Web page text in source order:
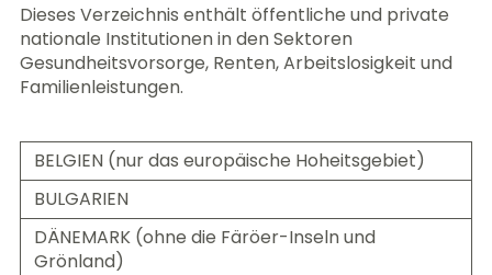
Dieses Verzeichnis enthält öffentliche und private
nationale Institutionen in den Sektoren
Gesundheitsvorsorge, Renten, Arbeitslosigkeit und
Familienleistungen.
BELGIEN (nur das europäische Hoheitsgebiet)
BULGARIEN
DÄNEMARK (ohne die Färöer-Inseln und
Grönland)